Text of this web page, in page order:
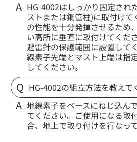
HG-4002はしっかり固定され
ストまたは鋼管柱)に取付けて
の性能を十分発揮させるため
い高所に垂直に取付けてくだ
避雷針の保護範囲に設置して
線素子先端とマスト上端は指
してください。
HG-4002の組立方法を教えて
地線素子をベースにねじ込ん
てください。ご使用になる取
合、地上で取り付けを行なっ